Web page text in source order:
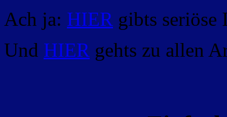
Ach ja: HIER gibts
Und HIER gehts zu allen